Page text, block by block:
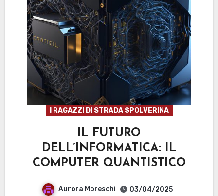
I RAGAZZI DI STRADA SPOLVERINA
IL FUTURO
DELL’INFORMATICA: IL
COMPUTER QUANTISTICO
Aurora Moreschi
03/04/2025